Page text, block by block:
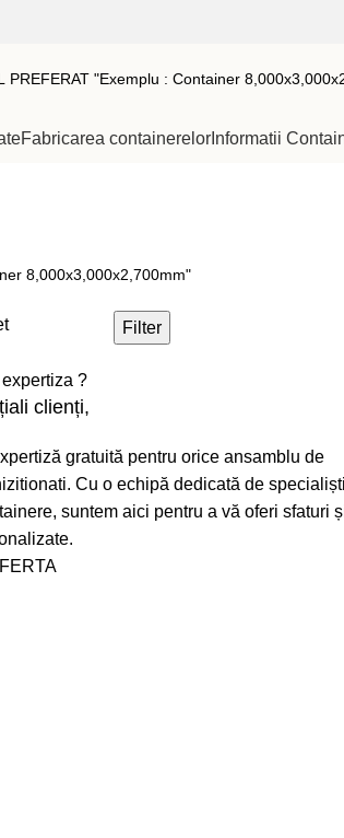
Fabricarea containerelor Informatii
Filter
?
clienți,
gratuită pentru orice ansamblu de
Cu o echipă dedicată de specialiști
suntem aici pentru a vă oferi sfaturi